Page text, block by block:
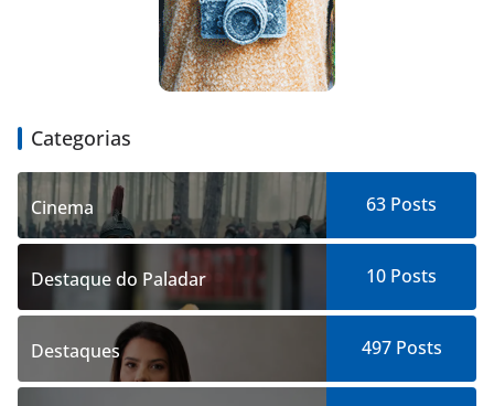
Categorias
Cinema 63 Posts
Destaque do Paladar 10 Posts
Destaques 497Posts